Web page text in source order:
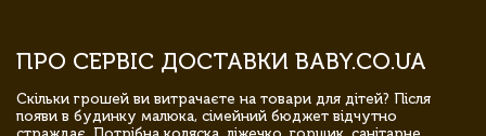
ПРО СЕРВІС ДОСТАВКИ BABY.CO.UA
Скільки грошей ви витрачаєте на товари для дітей? Після
появи в будинку малюка, сімейний бюджет відчутно